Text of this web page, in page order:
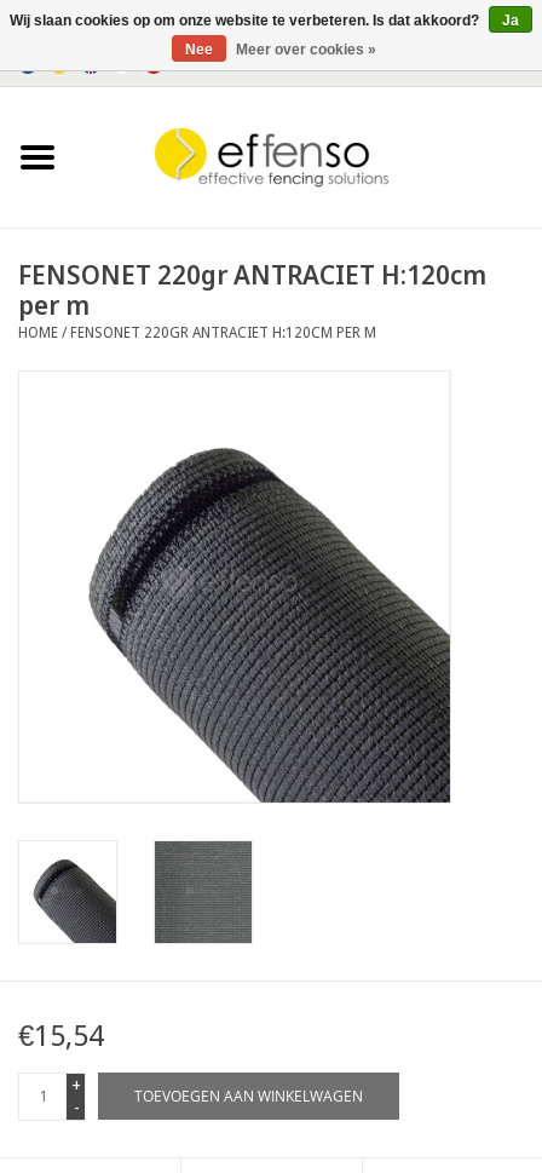
Verlichting
FENSONET 220gr ANTRACIET H:120cm
per m
HOME /FENSONET 220GR ANTRACIET H:120CM PER M
€15,54
+
-
TOEVOEGEN AAN WINKELWAGEN
Wij slaan cookies op om onze website te verbeteren. Is dat akkoord?
Ja
Nee
Meer over cookies »